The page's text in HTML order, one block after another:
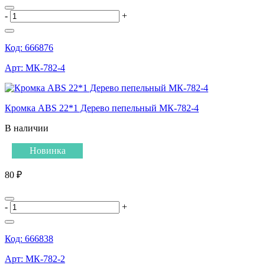
- +
Код: 666876
Арт: МК-782-4
Кромка ABS 22*1 Дерево пепельный МК-782-4
В наличии
Новинка
80 ₽
- +
Код: 666838
Арт: МК-782-2